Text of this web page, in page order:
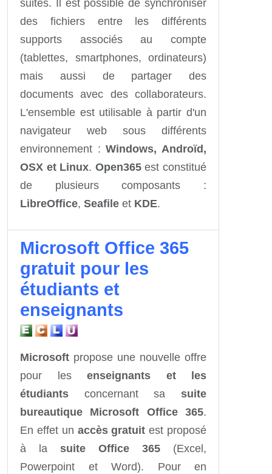
suites. Il est possible de synchroniser
des fichiers entre les différents
supports associés au compte
(tablettes, smartphones, ordinateurs)
mais aussi de partager des
documents avec des collaborateurs.
L'ensemble est utilisable à partir d'un
navigateur web sous différents
environnement :Windows, Androïd,
OSX et Linux. Open365est constitué
de plusieurs composants :
LibreOffice, Seafile et KDE.
Microsoft Office 365
gratuit pour les
étudiants et
enseignants
Microsoft propose une nouvelle offre
pour les enseignants et les
étudiants concernant sa suite
bureautique Microsoft Office 365.
En effet un accès gratuit est proposé
à la suite Office 365 (Excel,
Powerpoint et Word). Pour en